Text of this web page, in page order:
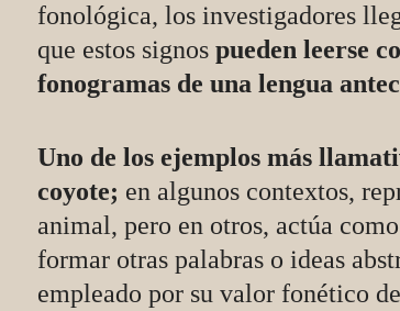
fonológica, los investigadores
que estos signos pueden leerse
fonogramas de una lengua
Uno de los ejemplos más
coyote; en algunos contextos,
animal, pero en otros, actúa
formar otras palabras o ideas
empleado por su valor fonético